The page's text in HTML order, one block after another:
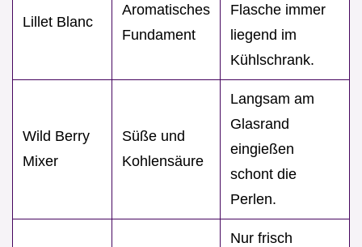
Lillet Blanc
Aromatisches
Fundament
Flasche immer
liegend im
Kühlschrank.
Wild Berry
Mixer
Süße und
Kohlensäure
Langsam am
Glasrand
eingießen
schont die
Perlen.
Nur frisch